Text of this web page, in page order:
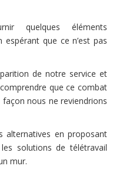
quelques éléments
que ce n’est pas
de notre service et
que ce combat
nous ne reviendrions
alternatives en proposant
solutions de télétravail
mur.